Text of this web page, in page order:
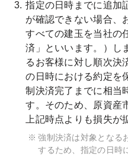
指定の日時までに追加
が確認できない場合、
すべての建玉を当社の
済」といいます。）し
るお客様に対し順次決
の日時における約定を
制決済完了までに相当
す。そのため、原資産
上記時点よりも損失が
強制決済は対象となる
するため、指定の日時